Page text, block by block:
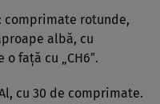
comprimate rotunde,
albă, cu
faţă cu „CH6″.
cu 30 de comprimate.